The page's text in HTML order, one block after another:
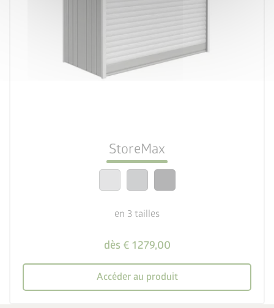
StoreMax
en 3 tailles
dès € 1 279,00
Accéder au produit
calendar_month
20 ans de garantie